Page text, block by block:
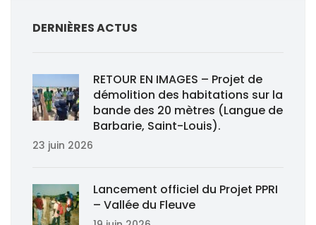
DERNIÈRES ACTUS
RETOUR EN IMAGES – Projet de
démolition des habitations sur la
bande des 20 mètres (Langue de
Barbarie, Saint-Louis).
23 juin 2026
Lancement officiel du Projet PPRI
– Vallée du Fleuve